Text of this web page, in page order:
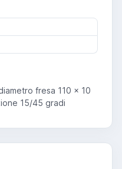
fresa 110 x 10
15/45 gradi